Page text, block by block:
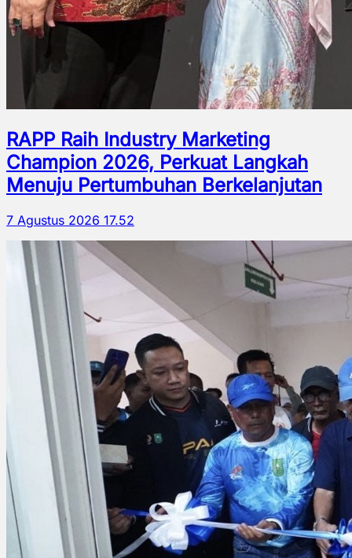
RAPP Raih Industry Marketing
Champion 2026, Perkuat Langkah
Menuju Pertumbuhan Berkelanjutan
7 Agustus 2026 17.52